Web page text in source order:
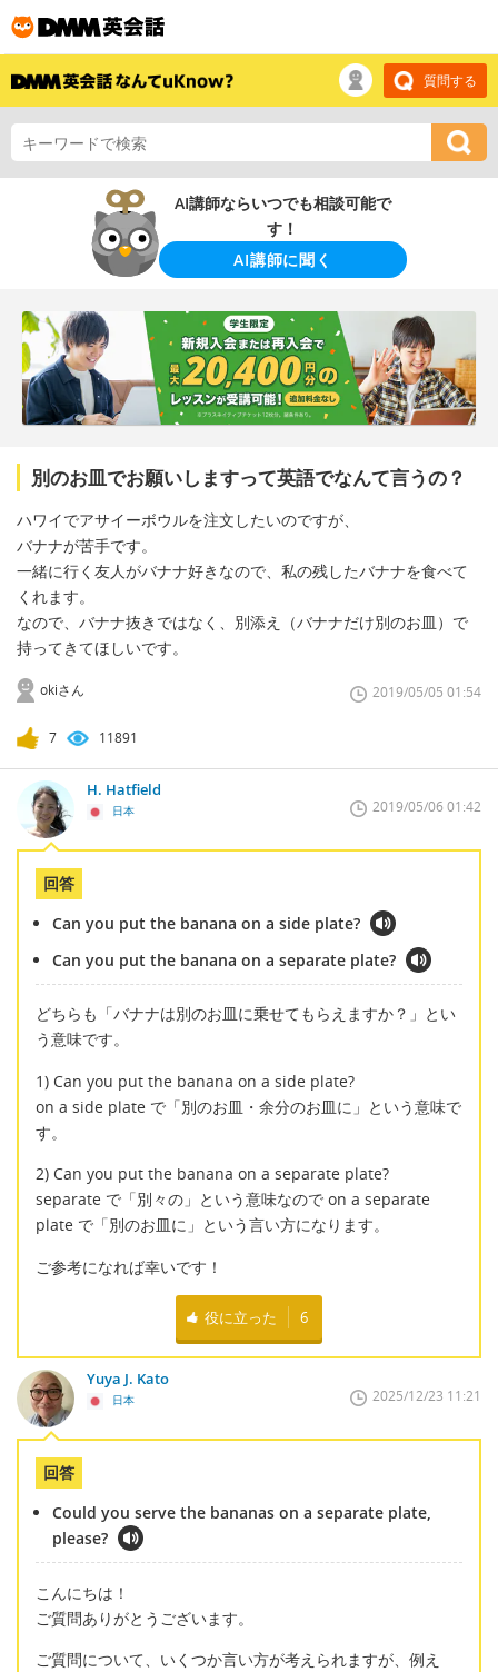
質問する
AI講師ならいつでも相談可能で
す！
AI講師に聞く
別のお皿でお願いしますって英語でなんて言うの？
ハワイでアサイーボウルを注文したいのですが、
バナナが苦手です。
一緒に行く友人がバナナ好きなので、私の残したバナナを食べて
くれます。
なので、バナナ抜きではなく、別添え（バナナだけ別のお皿）で
持ってきてほしいです。
okiさん 2019/05/05 01:54
7 11891
H. Hatfield
日本 2019/05/06 01:42
回答
Can you put the banana on a side plate?
Can you put the banana on a separate plate?
どちらも「バナナは別のお皿に乗せてもらえますか？」とい
う意味です。
1) Can you put the banana on a side plate?
on a side plate で「別のお皿・余分のお皿に」という意味で
す。
2) Can you put the banana on a separate plate?
separate で「別々の」という意味なので on a separate
plate で「別のお皿に」という言い方になります。
ご参考になれば幸いです！
役に立った 6
Yuya J. Kato
日本 2025/12/23 11:21
回答
Could you serve the bananas on a separate plate,
please?
こんにちは！
ご質問ありがとうございます。
ご質問について、いくつか言い方が考えられますが、例え